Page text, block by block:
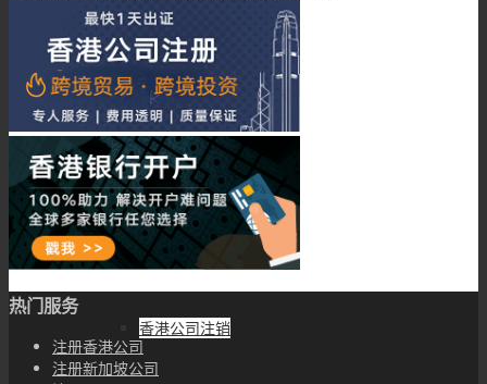
香港公司年审
香港公司股东变更
香港公司董事变更
香港公司更名
香港公司注销
热门服务
注册香港公司
注册新加坡公司